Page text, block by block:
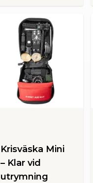
Krisväska Mini
– Klar vid
utrymning